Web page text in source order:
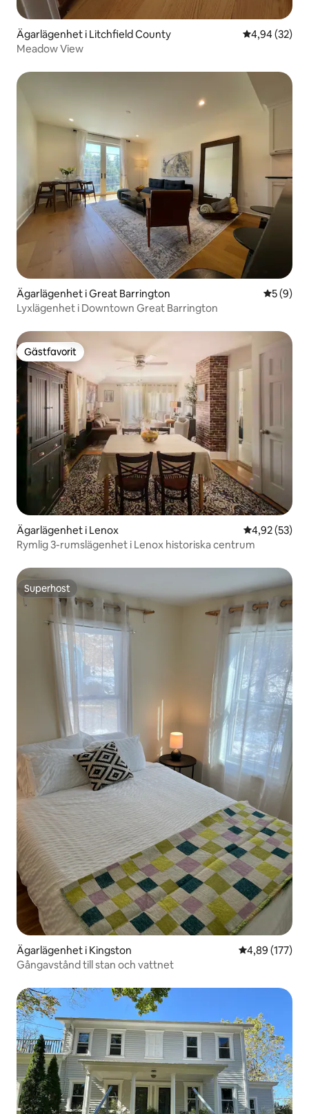
Ägarlägenhet i Litchfield County 4,94 av 5 i
4,94 (32)
Meadow View
Ägarlägenhet i Great Barrington 5 av 5 i
5 (9)
Lyxlägenhet i Downtown Great Barrington
Gästfavorit
Gästfavorit
Ägarlägenhet i Lenox 4,92 av 5 i
4,92 (53)
Rymlig 3-rumslägenhet i Lenox historiska centrum
Superhost
Superhost
Ägarlägenhet i Kingston 4,89 av 5 i
4,89 (177)
Gångavstånd till stan och vattnet